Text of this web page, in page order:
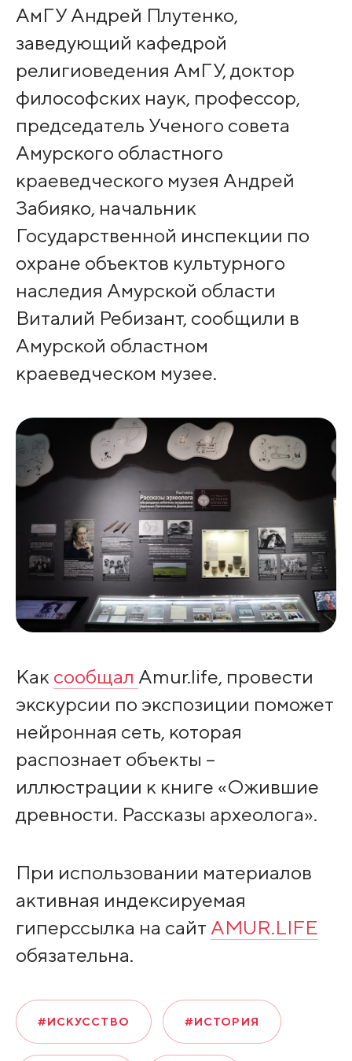
АмГУ Андрей Плутенко,
заведующий кафедрой
религиоведения АмГУ, доктор
философских наук, профессор,
председатель Ученого совета
Амурского областного
краеведческого музея Андрей
Забияко, начальник
Государственной инспекции по
охране объектов культурного
наследия Амурской области
Виталий Ребизант, сообщили в
Амурской областном
краеведческом музее.
Как сообщал Amur.life, провести
экскурсии по экспозиции поможет
нейронная сеть, которая
распознает объекты –
иллюстрации к книге «Ожившие
древности. Рассказы археолога».
При использовании материалов
активная индексируемая
гиперссылка на сайт AMUR.LIFE
обязательна.
#ИСКУССТВО #ИСТОРИЯ